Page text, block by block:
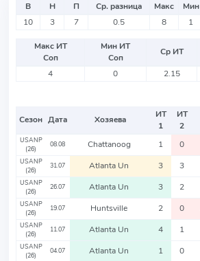
В Н П Ср. разница Макс Мин
10
3 7 0.5 8 1
Макс ИТ
Соп
Мин ИТ
Соп
Ср ИТ
4
0 2.15
Сезон Дата Хозяева
ИТ
1
ИТ
2
USANP
(26)
08.08 Chattanoog 1 0
USANP
(26)
31.07 Atlanta Un 3 3
USANP
(26)
26.07 Atlanta Un 3 2
USANP
(26)
19.07 Huntsville 2 0
USANP
(26)
11.07 Atlanta Un 4 1
USANP
(26)
04.07 Atlanta Un 1 0